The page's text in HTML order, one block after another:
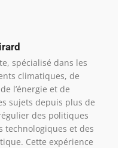
spécialisé dans les
climatiques, de
l’énergie et de
sujets depuis plus de
des politiques
technologiques et des
Cette expérience